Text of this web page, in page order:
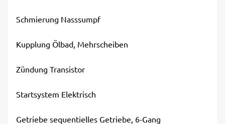
Schmierung Nasssumpf
Kupplung Ölbad, Mehrscheiben
Zündung Transistor
Startsystem Elektrisch
Getriebe sequentielles Getriebe, 6-Gang